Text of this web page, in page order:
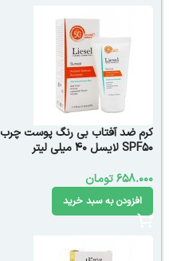
کرم ضد آفتاب بی رنگ پوست چرب
SPF50 لایسل 40 میلی لیتر
658.000تومان
افزودن به سبد خرید